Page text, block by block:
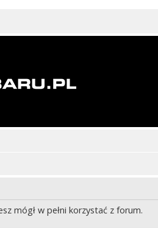
mógł w pełni korzystać z forum.